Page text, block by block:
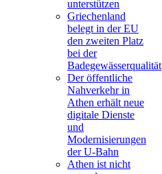
unterstützen
Griechenland
belegt in der EU
den zweiten Platz
bei der
Badegewässerqualität
Der öffentliche
Nahverkehr in
Athen erhält neue
digitale Dienste
und
Modernisierungen
der U-Bahn
Athen ist nicht